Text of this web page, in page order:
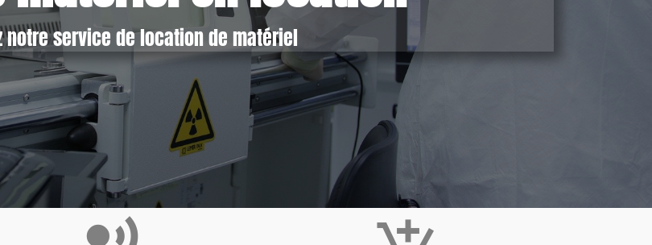
notre service de location de matériel